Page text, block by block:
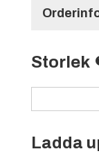
Storlek
Ladda